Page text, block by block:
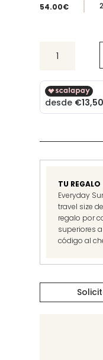
54.00€
(wash)
resurfacing
body
cleanser
cantidad
TU REGALO
Everyday
travel size de
regalo por
superiores a
código al